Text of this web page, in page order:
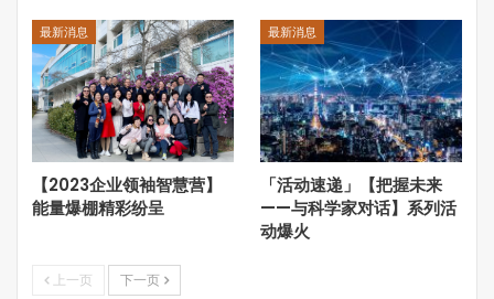
库都是使用C++或C语言编写的，C++和C在与低级别硬件
交互方面已经非常成熟。
（3）JAVA
JAVA不仅拥有C++的优点，同时还解决了C++中多继承、指
针等晦涩难懂的概念问题，是一门实用简单而且功能强大的
编程语言。由于JAVA具有简单性、面向对象、分布式、安
全性、平台独立与可移植性、多线程、动态性等特点，因此
式和嵌入式系统应用程序等。从面向对象这一特性来看，
最新消息
【2023企业领袖智慧营】
能量爆棚精彩纷呈
最新消息
「活动速递」【把握未来
——与科学家对话】系列活
动爆火
上一页 下一页